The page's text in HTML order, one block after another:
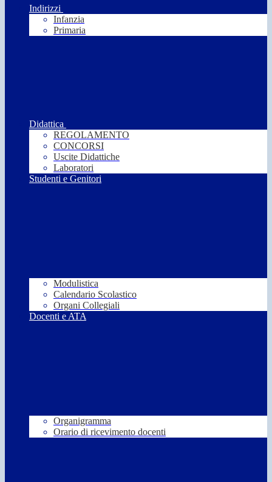
Indirizzi
Infanzia
Primaria
Didattica
REGOLAMENTO
CONCORSI
Uscite Didattiche
Laboratori
Studenti e Genitori
Modulistica
Calendario Scolastico
Organi Collegiali
Docenti e ATA
Organigramma
Orario di ricevimento docenti